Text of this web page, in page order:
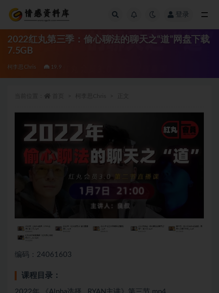
登录
2022红丸第三季：偷心聊法的聊天之“道”网盘下载
7.5GB
柯李思Chris 19.9
编码：24061603
课程目录：